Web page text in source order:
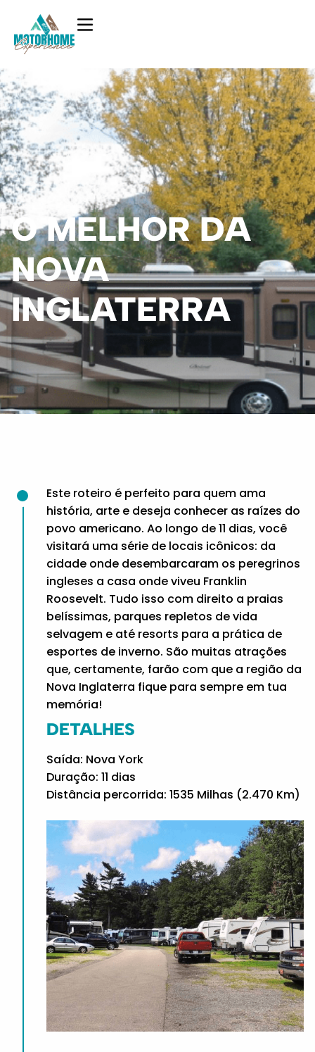
O MELHOR DA
NOVA
INGLATERRA
Este roteiro é perfeito para quem ama
história, arte e deseja conhecer as raízes do
povo americano. Ao longo de 11 dias, você
visitará uma série de locais icônicos: da
cidade onde desembarcaram os peregrinos
ingleses a casa onde viveu Franklin
Roosevelt. Tudo isso com direito a praias
belíssimas, parques repletos de vida
selvagem e até resorts para a prática de
esportes de inverno. São muitas atrações
que, certamente, farão com que a região da
Nova Inglaterra fique para sempre em tua
memória!
DETALHES
Saída: Nova York
Duração: 11 dias
Distância percorrida: 1535 Milhas (2.470 Km)